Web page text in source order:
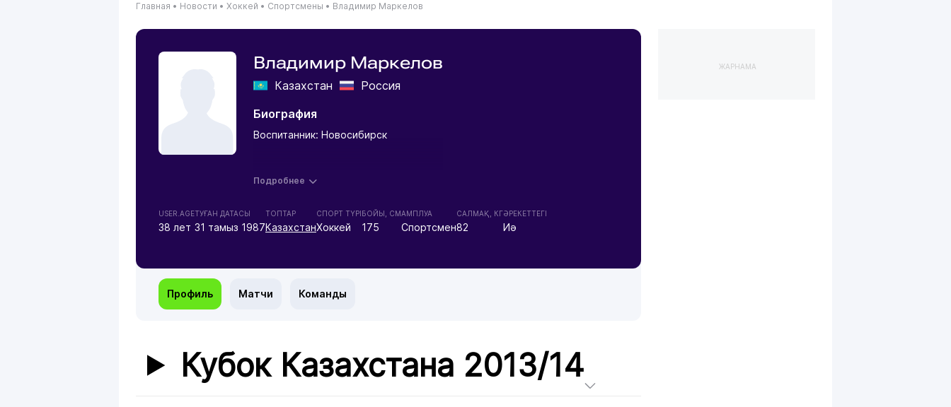
Главная • Новости • Хоккей • Спортсмены • Владимир Маркелов
Владимир Маркелов
Казахстан
Россия
Биография
Воспитанник: Новосибирск
Подробнее
USER.AGE
38 лет
ТУҒАН ДАТАСЫ
31 тамыз 1987
ТОПТАР
Казахстан
СПОРТ ТҮРІ
Хоккей
БОЙЫ, СМ
175
АМПЛУА
Спортсмен
CАЛМАҚ, КГ
82
ӘРЕКЕТТЕГІ
Иә
Профиль Матчи Команды
Кубок Казахстана 2013/14
ЖАРНАМА